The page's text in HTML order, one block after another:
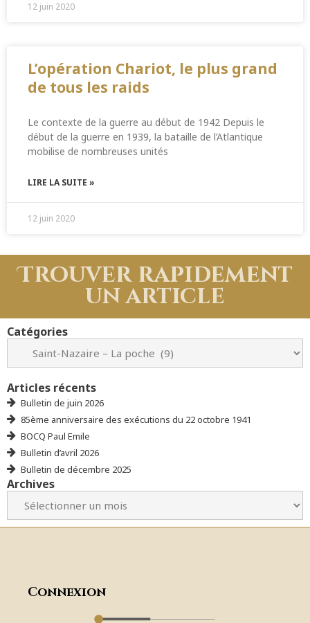
12 juin 2020
L’opération Chariot, le plus grand
de tous les raids
Le contexte de la guerre au début de 1942 Depuis le
début de la guerre en 1939, la bataille de l’Atlantique
mobilise de nombreuses unités
LIRE LA SUITE »
12 juin 2020
Trouver rapidement
un article
Catégories
Articles récents
Bulletin de juin 2026
85ème anniversaire des exécutions du 22 octobre 1941
BOCQ Paul Emile
Bulletin d’avril 2026
Bulletin de décembre 2025
Archives
Connexion